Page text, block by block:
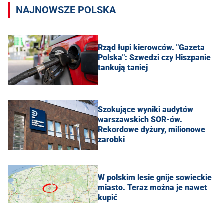
NAJNOWSZE POLSKA
Rząd łupi kierowców. "Gazeta
Polska": Szwedzi czy Hiszpanie
tankują taniej
Szokujące wyniki audytów
warszawskich SOR-ów.
Rekordowe dyżury, milionowe
zarobki
W polskim lesie gnije sowieckie
miasto. Teraz można je nawet
kupić